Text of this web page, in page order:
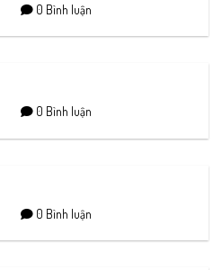
0 Bình luận
0 Bình luận
0 Bình luận